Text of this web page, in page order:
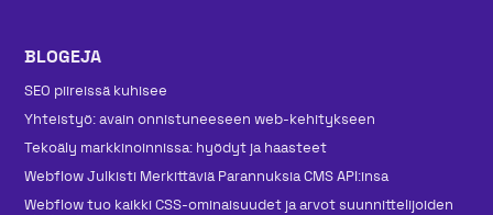
BLOGEJA
SEO piireissä kuhisee
Yhteistyö: avain onnistuneeseen web-kehitykseen
Tekoäly markkinoinnissa: hyödyt ja haasteet
Webflow Julkisti Merkittäviä Parannuksia CMS API:insa
Webflow tuo kaikki CSS-ominaisuudet ja arvot suunnittelijoiden